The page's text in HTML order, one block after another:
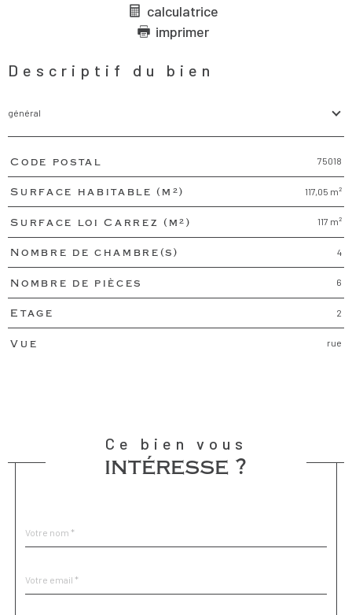
calculatrice
imprimer
Descriptif du bien
général
TRAD_PAMPERO_Caracteristique
Code postal 75018
Surface habitable (m²) 117,05 m²
Surface loi Carrez (m²) 117 m²
Nombre de chambre(s) 4
Nombre de pièces 6
Etage 2
Vue rue
Ce bien vous
intéresse ?
par
*
*